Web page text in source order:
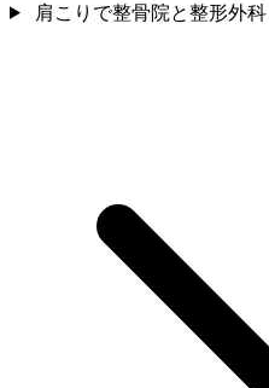
肩こりで整骨院と整形外